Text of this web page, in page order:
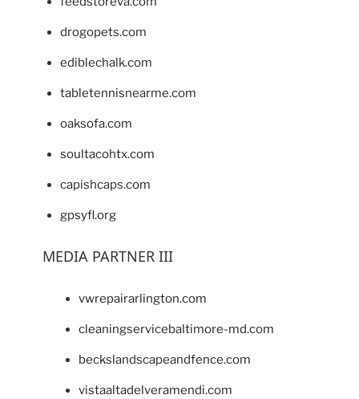
drogopets.com
ediblechalk.com
tabletennisnearme.com
oaksofa.com
soultacohtx.com
capishcaps.com
gpsyfl.org
MEDIA PARTNER III
vwrepairarlington.com
cleaningservicebaltimore-md.com
beckslandscapeandfence.com
vistaaltadelveramendi.com